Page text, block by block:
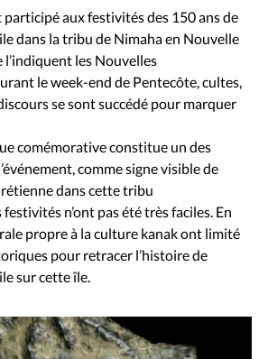
aux festivités des 150 ans de
dans la tribu de Nimaha en Nouvelle
l’indiquent les Nouvelles
le week-end de Pentecôte, cultes,
se sont succédé pour marquer
comémorative constitue un des
comme signe visible de
dans cette tribu
n’ont pas été très faciles. En
propre à la culture kanak ont limité
pour retracer l’histoire de
sur cette île.